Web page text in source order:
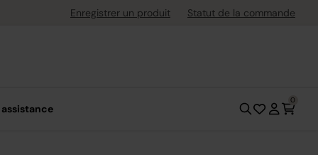
dès 40 € d'achatEnregistrer un produit Statut de la commande
0